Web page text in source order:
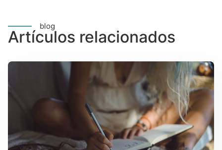
blog
Artículos relacionados